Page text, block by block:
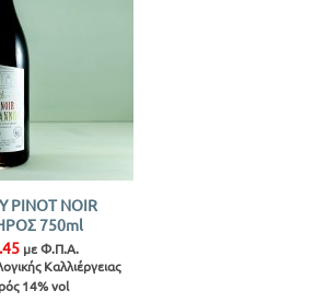
NOIR
750ml
Η
τρέχουσα
τιμή
είναι:
με Φ.Π.Α.
Καλλιέργειας
14% vol